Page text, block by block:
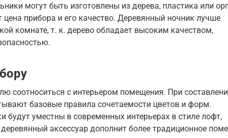
могут быть изготовлены из дерева, пластика или
цена прибора и его качество. Деревянный ночник лучше
комнате, т. к. дерево обладает высоким качеством,
соотноситься с интерьером помещения. При
базовые правила сочетаемости цветов и форм.
будут уместны в современных интерьерах в стиле лофт,
аксессуар дополнит более традиционное